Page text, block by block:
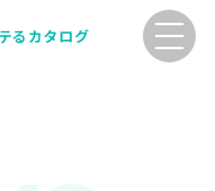
るカタログ